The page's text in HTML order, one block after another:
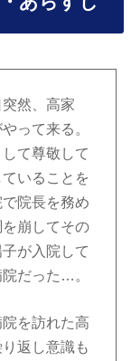
然、高家
って来る。
て尊敬して
いることを
院長を務め
崩してその
が入院して
だった…。
を訪れた高
返し意識も